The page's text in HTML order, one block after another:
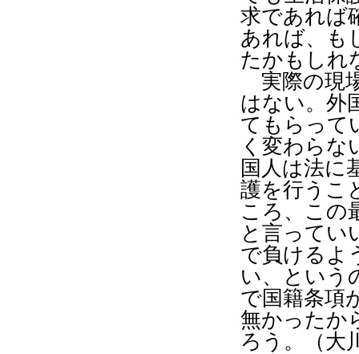
求であれば
あれば、も
たかもし
実際の現
はない。外
てもらって
く変わらな
国人は法に
護を行うこ
ころ、この
と言ってい
で負けるよ
い、という
で国籍条項
無かったか
ろう。（大